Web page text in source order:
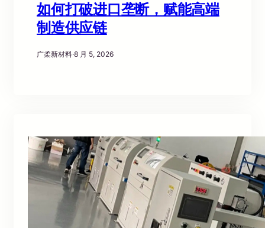
如何打破进口垄断，赋能高端
制造供应链
广柔新材料·8 月 5, 2026